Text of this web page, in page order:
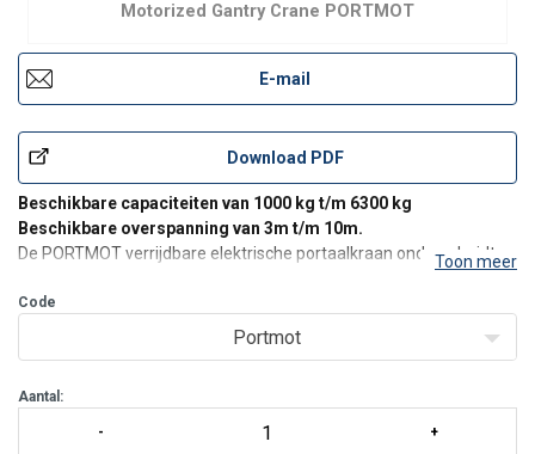
Motorized Gantry Crane PORTMOT
E-mail
Download PDF
Beschikbare capaciteiten van 1000 kg t/m 6300 kg
Beschikbare overspanning van 3m t/m 10m.
De PORTMOT verrijdbare elektrische portaalkraan onderscheidt
capaciteit om lasten in elke richting, direct op de werkvloer te
Toon meer
Code
Portmot
Aantal: